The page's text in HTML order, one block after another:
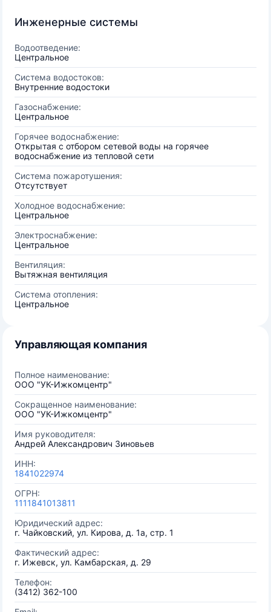
Инженерные системы
Водоотведение:
Центральное
Система водостоков:
Внутренние водостоки
Газоснабжение:
Центральное
Горячее водоснабжение:
Открытая с отбором сетевой воды на горячее
водоснабжение из тепловой сети
Система пожаротушения:
Отсутствует
Холодное водоснабжение:
Центральное
Электроснабжение:
Центральное
Вентиляция:
Вытяжная вентиляция
Система отопления:
Центральное
Управляющая компания
Полное наименование:
ООО "УК-Ижкомцентр"
Сокращенное наименование:
ООО "УК-Ижкомцентр"
Имя руководителя:
Андрей Александрович Зиновьев
ИНН:
1841022974
ОГРН:
1111841013811
Юридический адрес:
г. Чайковский, ул. Кирова, д. 1а, стр. 1
Фактический адрес:
г. Ижевск, ул. Камбарская, д. 29
Телефон:
(3412) 362-100